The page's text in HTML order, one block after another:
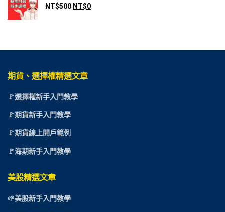
NT$500 NT$0
期貨、選擇權精選文章
🚩選擇權新手入門教學
🚩期貨新手入門教學
🚩期貨線上開戶範例
🚩海期新手入門教學
美股精選文章
🌱美股新手入門教學